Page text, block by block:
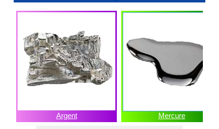
Argent Mercure